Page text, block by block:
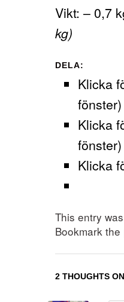
Vikt: – 0,7
kg)
DELA:
Klicka
fönster)
Klicka
fönster)
Klicka
This entry
Bookmark the
2 THOUGHTS